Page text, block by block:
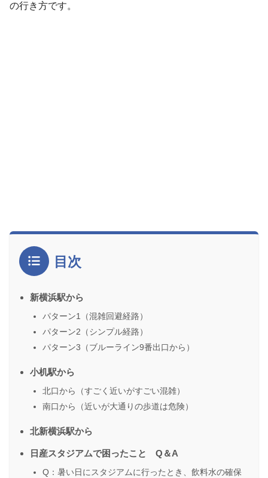
の行き方です。
目次
新横浜駅から
パターン1（混雑回避経路）
パターン2（シンプル経路）
パターン3（ブルーライン9番出口から）
小机駅から
北口から（すごく近いがすごい混雑）
南口から（近いが大通りの歩道は危険）
北新横浜駅から
日産スタジアムで困ったこと Q＆A
Q：暑い日にスタジアムに行ったとき、飲料水の確保